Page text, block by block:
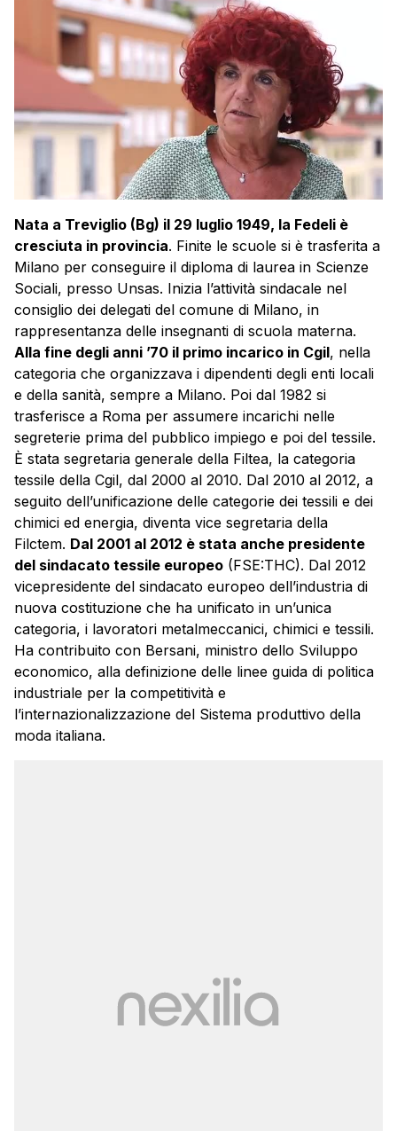
Nata a Treviglio (Bg) il 29 luglio 1949, la Fedeli è
cresciuta in provincia. Finite le scuole si è trasferita a
Milano per conseguire il diploma di laurea in Scienze
Sociali, presso Unsas. Inizia l’attività sindacale nel
consiglio dei delegati del comune di Milano, in
rappresentanza delle insegnanti di scuola materna.
Alla fine degli anni ’70 il primo incarico in Cgil, nella
categoria che organizzava i dipendenti degli enti locali
e della sanità, sempre a Milano. Poi dal 1982 si
trasferisce a Roma per assumere incarichi nelle
segreterie prima del pubblico impiego e poi del tessile.
È stata segretaria generale della Filtea, la categoria
tessile della Cgil, dal 2000 al 2010. Dal 2010 al 2012, a
seguito dell’unificazione delle categorie dei tessili e dei
chimici ed energia, diventa vice segretaria della
Filctem. Dal 2001 al 2012 è stata anche presidente
del sindacato tessile europeo (FSE:THC). Dal 2012
vicepresidente del sindacato europeo dell’industria di
nuova costituzione che ha unificato in un’unica
categoria, i lavoratori metalmeccanici, chimici e tessili.
Ha contribuito con Bersani, ministro dello Sviluppo
economico, alla definizione delle linee guida di politica
industriale per la competitività e
l’internazionalizzazione del Sistema produttivo della
moda italiana.